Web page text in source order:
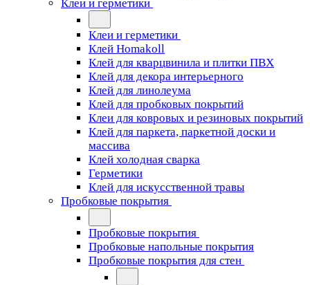
Клеи и герметики
Клеи и герметики
Клей Homakoll
Клей для кварцвинила и плитки ПВХ
Клей для декора интерьерного
Клей для линолеума
Клей для пробковых покрытий
Клеи для ковровых и резиновых покрытий
Клей для паркета, паркетной доски и
массива
Клей холодная сварка
Герметики
Клей для искусственной травы
Пробковые покрытия
Пробковые покрытия
Пробковые напольные покрытия
Пробковые покрытия для стен